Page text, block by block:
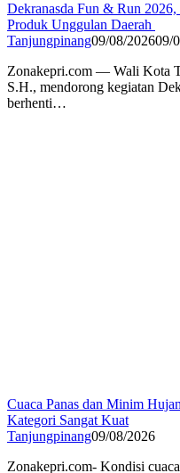
Dekranasda Fun & Run
Produk Unggulan Daerah
Tanjungpinang09/08/202609/
Zonakepri.com — Wali Kota
S.H., mendorong kegiatan
berhenti…
Cuaca Panas dan Minim
Kategori Sangat Kuat
Tanjungpinang09/08/2026
Zonakepri.com- Kondisi